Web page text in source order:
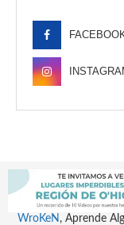
WroKeN , Aprende